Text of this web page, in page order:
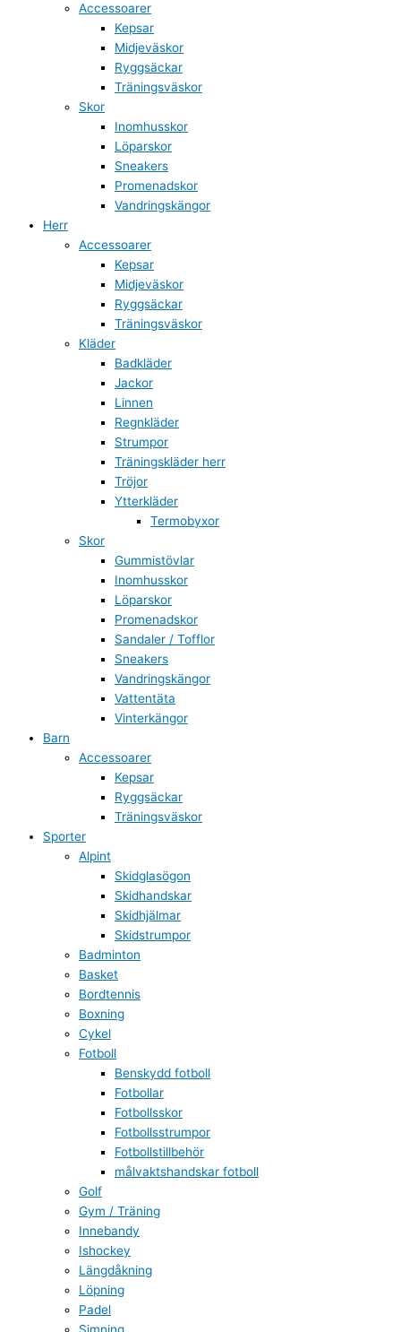
Accessoarer
Kepsar
Midjeväskor
Ryggsäckar
Träningsväskor
Skor
Inomhusskor
Löparskor
Sneakers
Promenadskor
Vandringskängor
Herr
Accessoarer
Kepsar
Midjeväskor
Ryggsäckar
Träningsväskor
Kläder
Badkläder
Jackor
Linnen
Regnkläder
Strumpor
Träningskläder herr
Tröjor
Ytterkläder
Termobyxor
Skor
Gummistövlar
Inomhusskor
Löparskor
Promenadskor
Sandaler / Tofflor
Sneakers
Vandringskängor
Vattentäta
Vinterkängor
Barn
Accessoarer
Kepsar
Ryggsäckar
Träningsväskor
Sporter
Alpint
Skidglasögon
Skidhandskar
Skidhjälmar
Skidstrumpor
Badminton
Basket
Bordtennis
Boxning
Cykel
Fotboll
Benskydd fotboll
Fotbollar
Fotbollsskor
Fotbollsstrumpor
Fotbollstillbehör
målvaktshandskar fotboll
Golf
Gym / Träning
Innebandy
Ishockey
Längdåkning
Löpning
Padel